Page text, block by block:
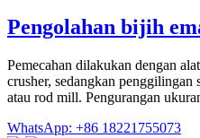
Pengolahan bijih
Pemecahan dilakukan dengan
crusher, sedangkan
atau rod mill. Pengurangan
WhatsApp: +86 18221755073